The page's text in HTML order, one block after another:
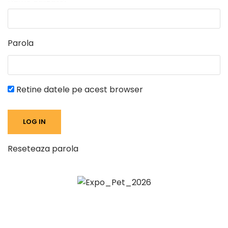
Parola
Retine datele pe acest browser
Reseteaza parola